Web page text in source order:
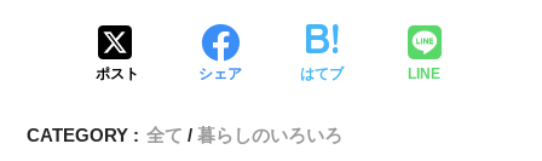
ポスト シェア はてブ LINE
CATEGORY : 全て
暮らしのいろいろ